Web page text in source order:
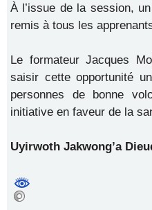
À l’issue de la session,
remis à tous les
Le formateur Jacques
saisir cette opportunité
personnes de bonne
initiative en faveur de la
Uyirwoth Jakwong’a